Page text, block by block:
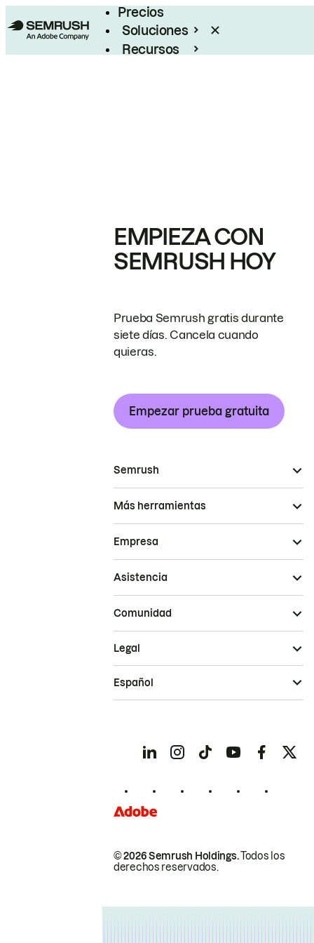
Precios
Soluciones
Recursos
EMPIEZA CON
SEMRUSH HOY
Prueba Semrush gratis durante
siete días. Cancela cuando
quieras.
Empezar prueba gratuita
Semrush
Más herramientas
Empresa
Asistencia
Comunidad
© 2026 Semrush Holdings.Todos los
derechos reservados.
Legal
Español